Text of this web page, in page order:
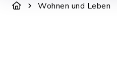
Wohnen und Leben